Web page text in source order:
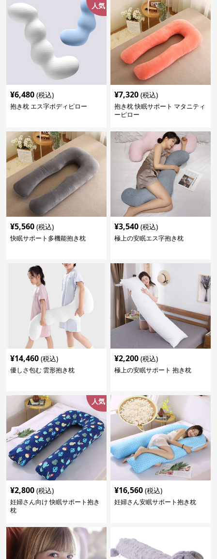
人気
¥6,480 (税込)
抱き枕 エス字ボディピロー
¥7,320 (税込)
抱き枕 快眠サポート マタニティ
ーピロー
¥5,560 (税込)
快眠サポート多機能抱き枕
¥3,540 (税込)
極上の安眠エス字抱き枕
¥14,460 (税込)
優しさ包む 雲形抱き枕
¥2,200 (税込)
極上の安眠サポート 抱き枕
人気
¥2,800 (税込)
妊婦さん向け 快眠サポート抱き
枕
¥16,560 (税込)
妊婦さん安眠サポート抱き枕